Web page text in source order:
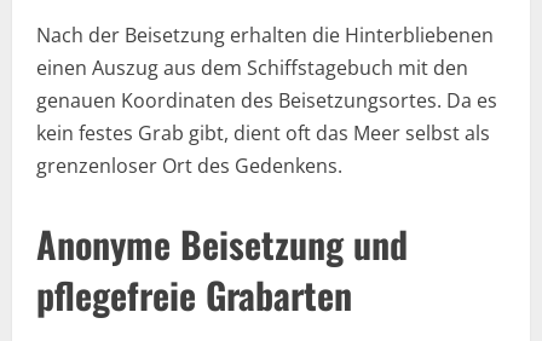
Nach der Beisetzung erhalten die Hinterbliebenen
einen Auszug aus dem Schiffstagebuch mit den
genauen Koordinaten des Beisetzungsortes. Da es
kein festes Grab gibt, dient oft das Meer selbst als
grenzenloser Ort des Gedenkens.
Anonyme Beisetzung und
pflegefreie Grabarten